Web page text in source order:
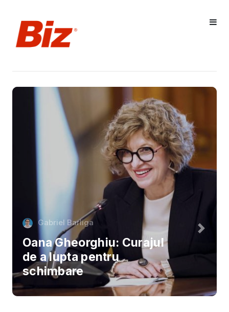
Gabriel Barliga
Oana Gheorghiu: Curajul
de a lupta pentru
schimbare